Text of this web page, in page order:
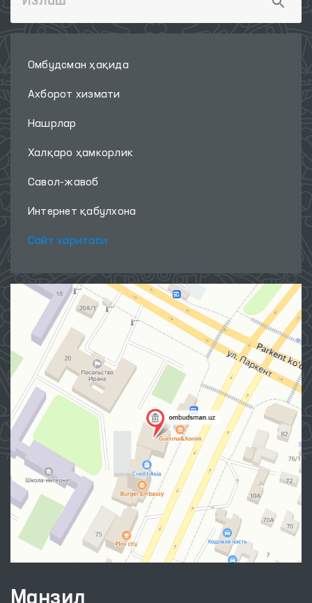
Омбудсман ҳақида
Ахборот хизмати
Нашрлар
Халқаро ҳамкорлик
Савол-жавоб
Интернет қабулхона
Сайт харитаси